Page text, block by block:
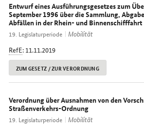
Entwurf eines Ausführungsgesetzes zum
September 1996 über die Sammlung,
Abfällen in der Rhein- und Binnenschifffahrt
19. Legislaturperiode
Mobilität
RefE: 11.11.2019
ZUM GESETZ / ZUR VERORDNUNG
Verordnung über Ausnahmen von den
Straßenverkehrs-Ordnung
19. Legislaturperiode
Mobilität